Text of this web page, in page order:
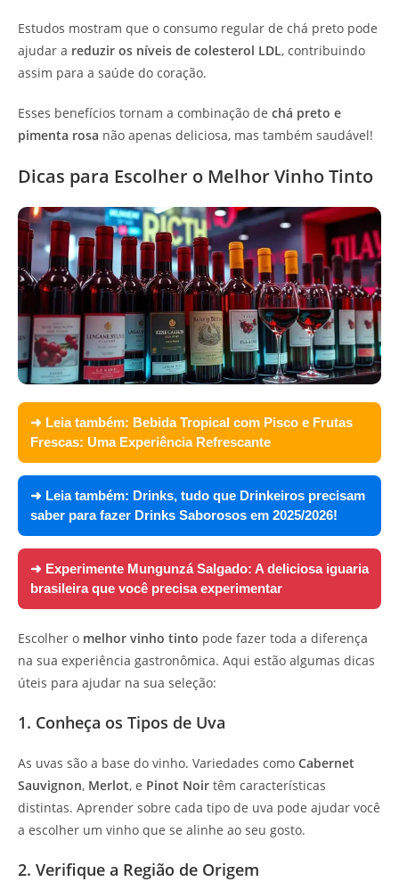
Estudos mostram que o consumo regular de chá preto pode
ajudar a reduzir os níveis de colesterol LDL, contribuindo
assim para a saúde do coração.
Esses benefícios tornam a combinação de chá preto e
pimenta rosa não apenas deliciosa, mas também saudável!
Dicas para Escolher o Melhor Vinho Tinto
➜ Leia também: Bebida Tropical com Pisco e Frutas
Frescas: Uma Experiência Refrescante
➜ Leia também: Drinks, tudo que Drinkeiros precisam
saber para fazer Drinks Saborosos em 2025/2026!
➜ Experimente Mungunzá Salgado: A deliciosa iguaria
brasileira que você precisa experimentar
Escolher o melhor vinho tinto pode fazer toda a diferença
na sua experiência gastronômica. Aqui estão algumas dicas
úteis para ajudar na sua seleção:
1. Conheça os Tipos de Uva
As uvas são a base do vinho. Variedades como Cabernet
Sauvignon, Merlot, e Pinot Noir têm características
distintas. Aprender sobre cada tipo de uva pode ajudar você
a escolher um vinho que se alinhe ao seu gosto.
2. Verifique a Região de Origem